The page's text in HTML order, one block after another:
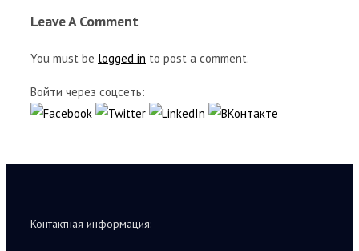
Leave A Comment
You must be logged in to post a comment.
Войти через соцсеть:
Контактная информация: